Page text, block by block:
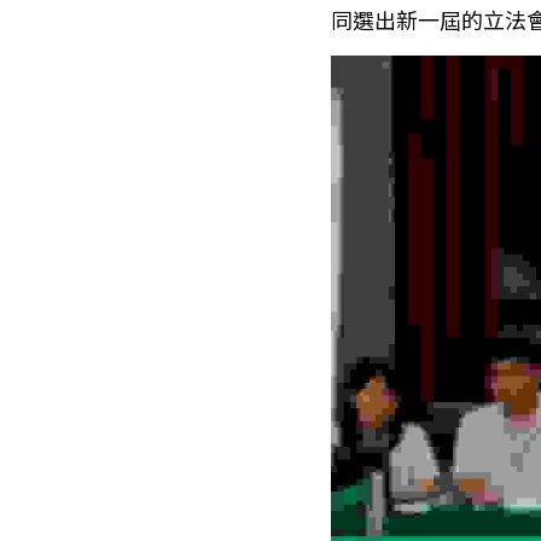
同選出新一屆的立法